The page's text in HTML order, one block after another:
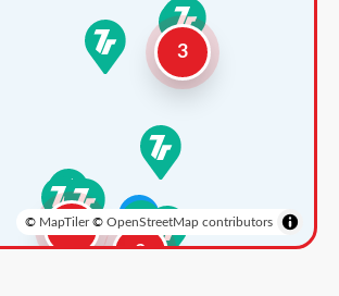
2
3
3
© MapTiler© OpenStreetMap contributors